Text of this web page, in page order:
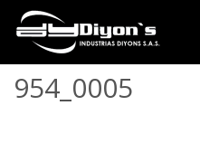
954_0005